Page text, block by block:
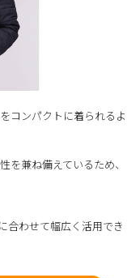
コンパクトに着られるよ
兼ね備えているため、
合わせて幅広く活用でき